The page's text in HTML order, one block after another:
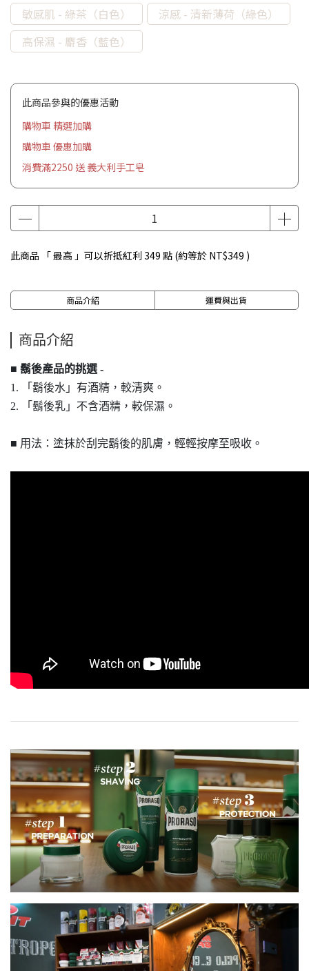
敏感肌 - 綠茶（白色）
涼感 - 清新薄荷（綠色）
高保濕 - 麝香（藍色）
此商品參與的優惠活動
購物車 精選加購
購物車 優惠加購
消費滿2250 送 義大利手工皂
此商品 「 最高 」可以折抵紅利 349 點 (約等於 NT$349 )
商品介紹 運費與出貨
商品介紹
■ 鬍後產品的挑選 -
1.
「鬍後水」有酒精，較清爽。
2.
「鬍後乳」不含酒精，較保濕。
■ 用法：塗抹於刮完鬍後的肌膚，輕輕按摩至吸收。